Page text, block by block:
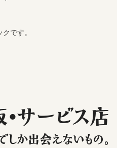
です。
サービス店
しか出会えないもの。